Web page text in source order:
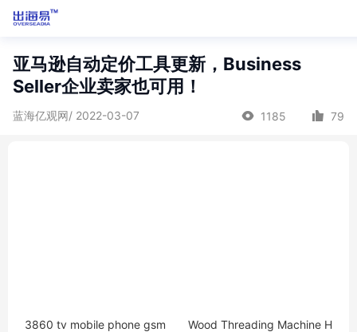
亚马逊自动定价工具更新，Business
Seller企业卖家也可用！
蓝海亿观网/ 2022-03-07 1185 79
3860 tv mobile phone gsm
Wood Threading Machine H